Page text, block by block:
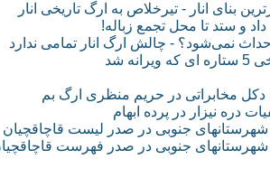
بنای انار - تیرخلاص به ارگ تاریخی انار
و ستد تا محل تجمع زباله!
نمی‌شود؟ - چالش ارگ انار تمامی ندارد
شد
دکل مخابراتی در حریم منظری ارگ بم
دره نیزار در پرده ابهام
شهرستانهای جنوبی در صدر لیست قاچاقچیان
شهرستانهای جنوبی در صدر فهرست